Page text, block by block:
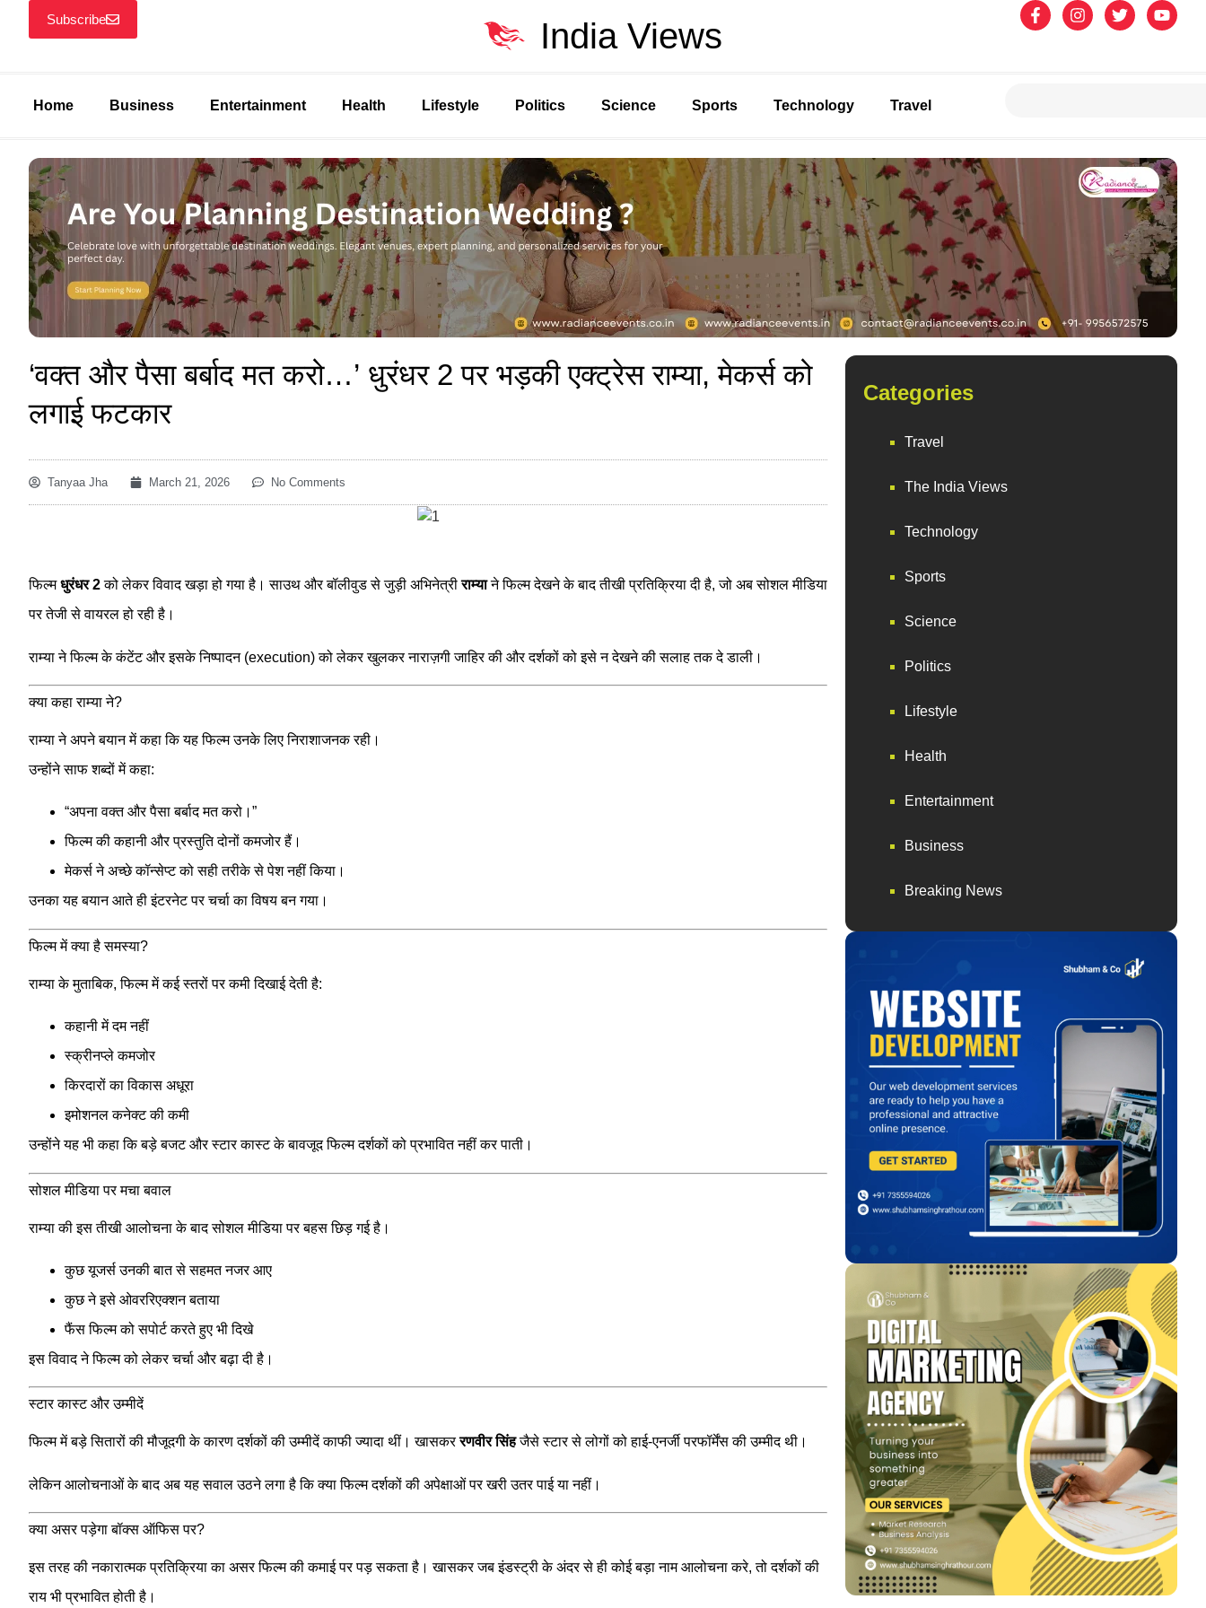
Subscribe India Views
Home Business Entertainment Health Lifestyle Politics Science Sports Technology Travel
‘वक्त और पैसा बर्बाद मत करो…’ धुरंधर 2 पर भड़की एक्ट्रेस राम्या, मेकर्स को
लगाई फटकार
Tanyaa Jha March 21, 2026 No Comments
फिल्मधुरंधर 2को लेकर विवाद खड़ा हो गया है। साउथ और बॉलीवुड से जुड़ी अभिनेत्रीराम्याने फिल्म देखने के बाद तीखी प्रतिक्रिया दी है, जो अब सोशल मीडिया
पर तेजी से वायरल हो रही है।
राम्या ने फिल्म के कंटेंट और इसके निष्पादन (execution) को लेकर खुलकर नाराज़गी जाहिर की और दर्शकों को इसे न देखने की सलाह तक दे डाली।
क्या कहा राम्या ने?
राम्या ने अपने बयान में कहा कि यह फिल्म उनके लिए निराशाजनक रही।
उन्होंने साफ शब्दों में कहा:
“अपना वक्त और पैसा बर्बाद मत करो।”
फिल्म की कहानी और प्रस्तुति दोनों कमजोर हैं।
मेकर्स ने अच्छे कॉन्सेप्ट को सही तरीके से पेश नहीं किया।
उनका यह बयान आते ही इंटरनेट पर चर्चा का विषय बन गया।
फिल्म में क्या है समस्या?
राम्या के मुताबिक, फिल्म में कई स्तरों पर कमी दिखाई देती है:
कहानी में दम नहीं
स्क्रीनप्ले कमजोर
किरदारों का विकास अधूरा
इमोशनल कनेक्ट की कमी
उन्होंने यह भी कहा कि बड़े बजट और स्टार कास्ट के बावजूद फिल्म दर्शकों को प्रभावित नहीं कर पाती।
सोशल मीडिया पर मचा बवाल
राम्या की इस तीखी आलोचना के बाद सोशल मीडिया पर बहस छिड़ गई है।
कुछ यूजर्स उनकी बात से सहमत नजर आए
कुछ ने इसे ओवररिएक्शन बताया
फैंस फिल्म को सपोर्ट करते हुए भी दिखे
इस विवाद ने फिल्म को लेकर चर्चा और बढ़ा दी है।
स्टार कास्ट और उम्मीदें
फिल्म में बड़े सितारों की मौजूदगी के कारण दर्शकों की उम्मीदें काफी ज्यादा थीं। खासकररणवीर सिंहजैसे स्टार से लोगों को हाई-एनर्जी परफॉर्मेंस की उम्मीद थी।
लेकिन आलोचनाओं के बाद अब यह सवाल उठने लगा है कि क्या फिल्म दर्शकों की अपेक्षाओं पर खरी उतर पाई या नहीं।
क्या असर पड़ेगा बॉक्स ऑफिस पर?
इस तरह की नकारात्मक प्रतिक्रिया का असर फिल्म की कमाई पर पड़ सकता है। खासकर जब इंडस्ट्री के अंदर से ही कोई बड़ा नाम आलोचना करे, तो दर्शकों की
राय भी प्रभावित होती है।
Categories
Travel
The India Views
Technology
Sports
Science
Politics
Lifestyle
Health
Entertainment
Business
Breaking News